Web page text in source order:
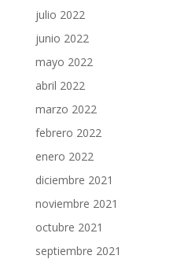
julio 2022
junio 2022
mayo 2022
abril 2022
marzo 2022
febrero 2022
enero 2022
diciembre 2021
noviembre 2021
octubre 2021
septiembre 2021